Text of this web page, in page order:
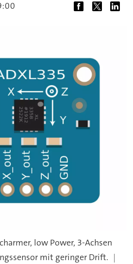
low Power, 3-Achsen
mit geringer Drift.